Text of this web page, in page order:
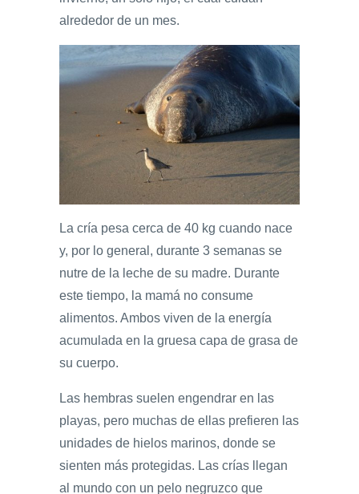
alrededor de un mes.
La cría pesa cerca de 40 kg cuando nace
y, por lo general, durante 3 semanas se
nutre de la leche de su madre. Durante
este tiempo, la mamá no consume
alimentos. Ambos viven de la energía
acumulada en la gruesa capa de grasa de
su cuerpo.
Las hembras suelen engendrar en las
playas, pero muchas de ellas prefieren las
unidades de hielos marinos, donde se
sienten más protegidas. Las crías llegan
al mundo con un pelo negruzco que